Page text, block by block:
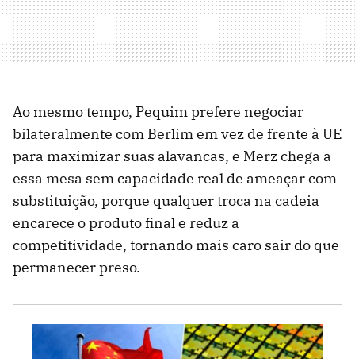
Ao mesmo tempo, Pequim prefere negociar
bilateralmente com Berlim em vez de frente à UE
para maximizar suas alavancas, e Merz chega a
essa mesa sem capacidade real de ameaçar com
substituição, porque qualquer troca na cadeia
encarece o produto final e reduz a
competitividade, tornando mais caro sair do que
permanecer preso.